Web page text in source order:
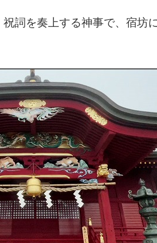
詞を奏上する神事で、宿坊